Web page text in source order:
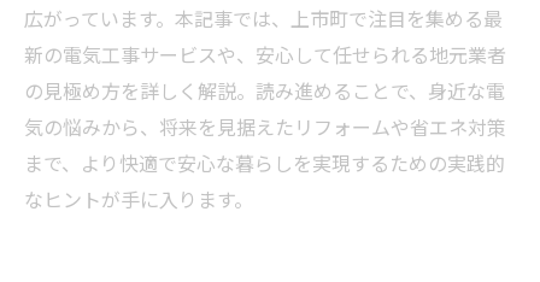
広がっています。本記事では、上市町で注目を集める最
新の電気工事サービスや、安心して任せられる地元業者
の見極め方を詳しく解説。読み進めることで、身近な電
気の悩みから、将来を見据えたリフォームや省エネ対策
まで、より快適で安心な暮らしを実現するための実践的
なヒントが手に入ります。